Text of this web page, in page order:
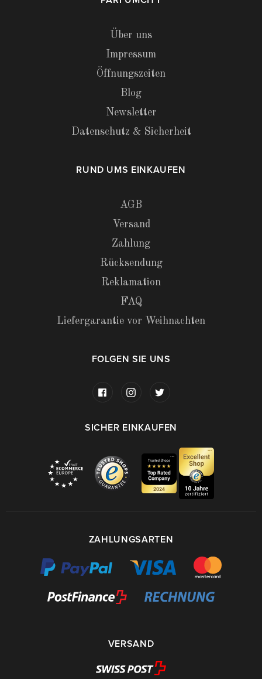
Über uns
Impressum
Öffnungszeiten
Blog
Newsletter
Datenschutz & Sicherheit
RUND UMS EINKAUFEN
AGB
Versand
Zahlung
Rücksendung
Reklamation
FAQ
Liefergarantie vor Weihnachten
FOLGEN SIE UNS
SICHER EINKAUFEN
ZAHLUNGSARTEN
VERSAND